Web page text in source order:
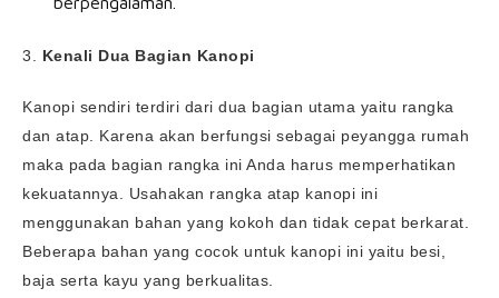
3. Kenali Dua Bagian Kanopi
Kanopi sendiri terdiri dari dua bagian utama yaitu rangka
dan atap. Karena akan berfungsi sebagai peyangga rumah
maka pada bagian rangka ini Anda harus memperhatikan
kekuatannya. Usahakan rangka atap kanopi ini
menggunakan bahan yang kokoh dan tidak cepat berkarat.
Beberapa bahan yang cocok untuk kanopi ini yaitu besi,
baja serta kayu yang berkualitas.